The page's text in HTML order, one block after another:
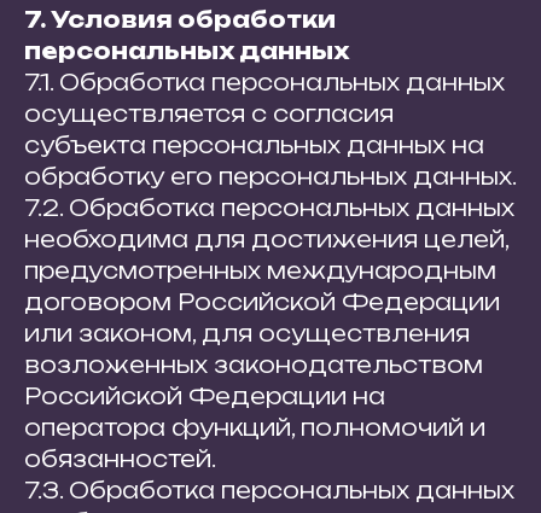
7. Условия обработки
персональных данных
7.1. Обработка персональных данных
осуществляется с согласия
субъекта персональных данных на
обработку его персональных данных.
7.2. Обработка персональных данных
необходима для достижения целей,
предусмотренных международным
договором Российской Федерации
или законом, для осуществления
возложенных законодательством
Российской Федерации на
оператора функций, полномочий и
обязанностей.
7.3. Обработка персональных данных